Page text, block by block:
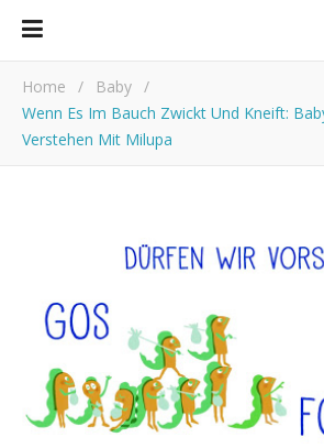
Home / Baby /
Wenn Es Im Bauch Zwickt Und Kneift:
Verstehen Mit Milupa